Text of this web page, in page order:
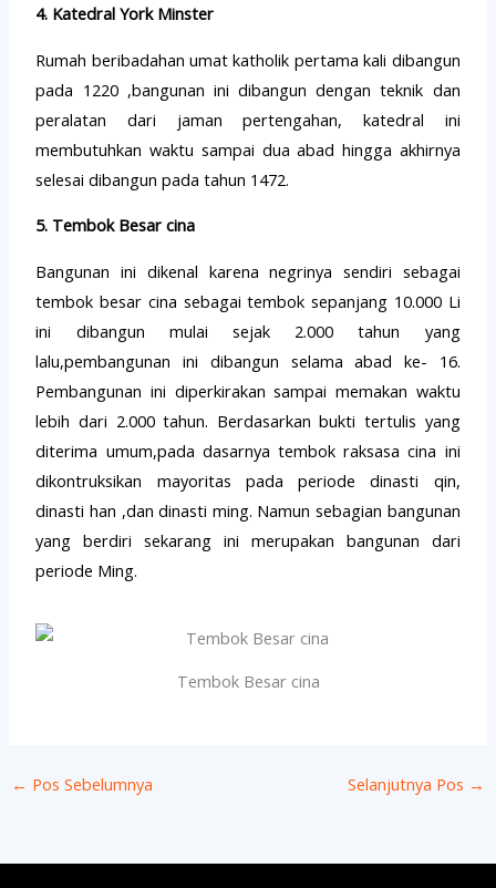
4. Katedral York Minster
Rumah beribadahan umat katholik pertama kali dibangun
pada 1220 ,bangunan ini dibangun dengan teknik dan
peralatan dari jaman pertengahan, katedral ini
membutuhkan waktu sampai dua abad hingga akhirnya
selesai dibangun pada tahun 1472.
5. Tembok Besar cina
Bangunan ini dikenal karena negrinya sendiri sebagai
tembok besar cina sebagai tembok sepanjang 10.000 Li
ini dibangun mulai sejak 2.000 tahun yang
lalu,pembangunan ini dibangun selama abad ke- 16.
Pembangunan ini diperkirakan sampai memakan waktu
lebih dari 2.000 tahun. Berdasarkan bukti tertulis yang
diterima umum,pada dasarnya tembok raksasa cina ini
dikontruksikan mayoritas pada periode dinasti qin,
dinasti han ,dan dinasti ming. Namun sebagian bangunan
yang berdiri sekarang ini merupakan bangunan dari
periode Ming.
Tembok Besar cina
← Pos Sebelumnya Selanjutnya Pos →